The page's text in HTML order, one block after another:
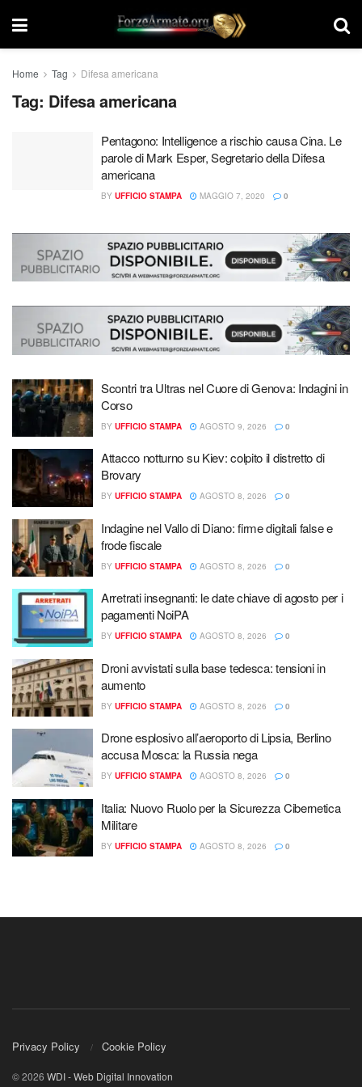
Home Tag Difesa americana
Tag: Difesa americana
Pentagono: Intelligence a rischio causa Cina. Le
parole di Mark Esper, Segretario della Difesa
americana
BY UFFICIO STAMPA MAGGIO 7, 2020 0
Scontri tra Ultras nel Cuore di Genova: Indagini in
Corso
BY UFFICIO STAMPA AGOSTO 9, 2026 0
Attacco notturno su Kiev: colpito il distretto di
Brovary
BY UFFICIO STAMPA AGOSTO 8, 2026 0
Indagine nel Vallo di Diano: firme digitali false e
frode fiscale
BY UFFICIO STAMPA AGOSTO 8, 2026 0
Arretrati insegnanti: le date chiave di agosto per i
pagamenti NoiPA
BY UFFICIO STAMPA AGOSTO 8, 2026 0
Droni avvistati sulla base tedesca: tensioni in
aumento
BY UFFICIO STAMPA AGOSTO 8, 2026 0
Drone esplosivo all’aeroporto di Lipsia, Berlino
accusa Mosca: la Russia nega
BY UFFICIO STAMPA AGOSTO 8, 2026 0
Italia: Nuovo Ruolo per la Sicurezza Cibernetica
Militare
BY UFFICIO STAMPA AGOSTO 8, 2026 0
Privacy Policy Cookie Policy
© 2026 WDI - Web Digital Innovation